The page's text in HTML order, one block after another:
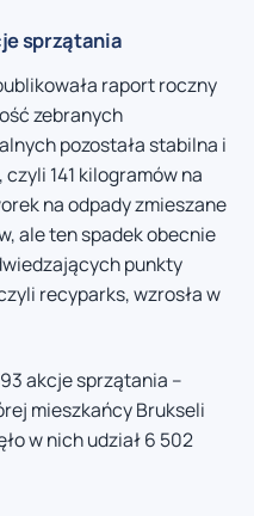
sprzątania
raport roczny
zebranych
pozostała stabilna i
czyli 141 kilogramów na
na odpady zmieszane
ale ten spadek obecnie
punkty
recyparks, wzrosła w
akcje sprzątania –
mieszkańcy Brukseli
w nich udział 6 502